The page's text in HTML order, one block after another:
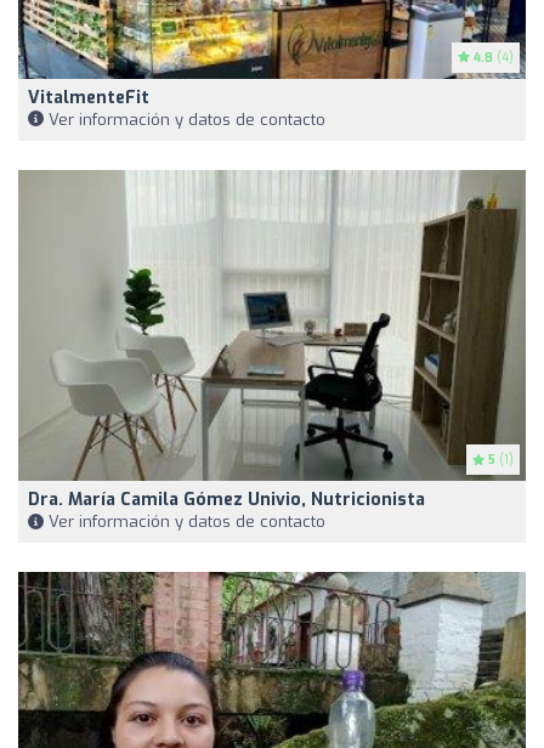
4.8 (4)
VitalmenteFit
Ver información y datos de contacto
5 (1)
Dra. María Camila Gómez Univio, Nutricionista
Ver información y datos de contacto